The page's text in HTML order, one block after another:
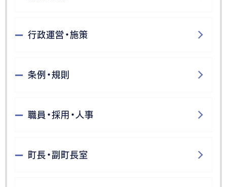
行政運営・施策
条例・規則
職員・採用・人事
町長・副町長室